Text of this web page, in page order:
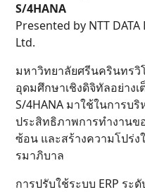
S/4HANA
Presented by NTT
Ltd.
มหาวิทยาลัยศรีนครินทรวิ
อุดมศึกษาเชิงดิจิทัลอย่าง
S/4HANA มาใช้ในการบ
ประสิทธิภาพการทำงาน
ซ้อน และสร้างความโปร่ง
รมาภิบาล
การปรับใช้ระบบ ERP ระ